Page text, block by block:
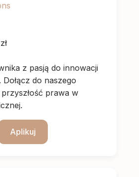
z pasją do innowacji
do naszego
przyszłość prawa w
Aplikuj